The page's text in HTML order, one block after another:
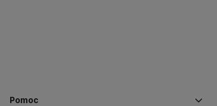
Pomoc